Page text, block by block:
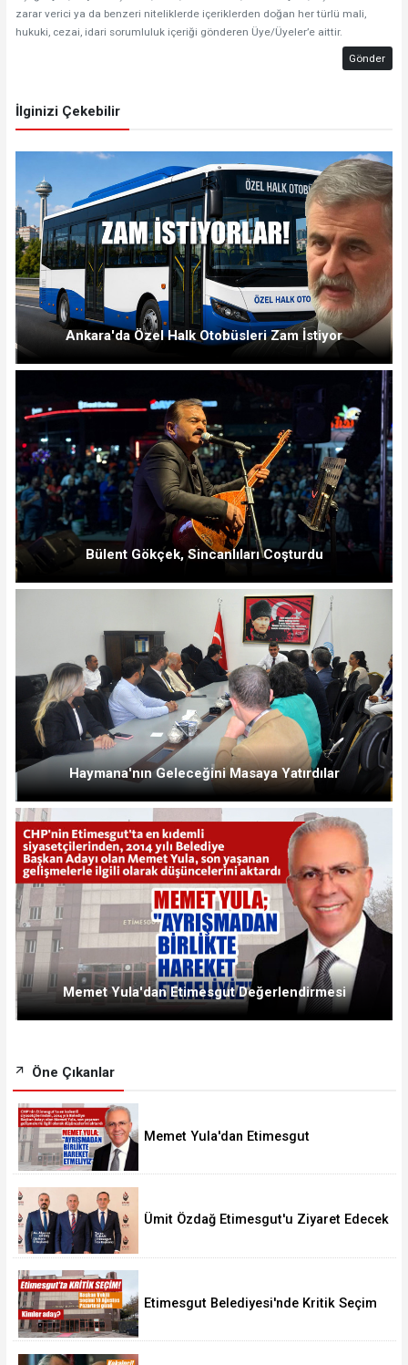
zarar verici ya da benzeri niteliklerde içeriklerden doğan her türlü mali,
hukuki, cezai, idari sorumluluk içeriği gönderen Üye/Üyeler’e aittir.
Gönder
İlginizi Çekebilir
Ankara'da Özel Halk Otobüsleri Zam İstiyor
Bülent Gökçek, Sincanlıları Coşturdu
Haymana'nın Geleceğini Masaya Yatırdılar
Memet Yula'dan Etimesgut Değerlendirmesi
Öne Çıkanlar
Memet Yula'dan Etimesgut
Ümit Özdağ Etimesgut'u Ziyaret Edecek
Etimesgut Belediyesi'nde Kritik Seçim